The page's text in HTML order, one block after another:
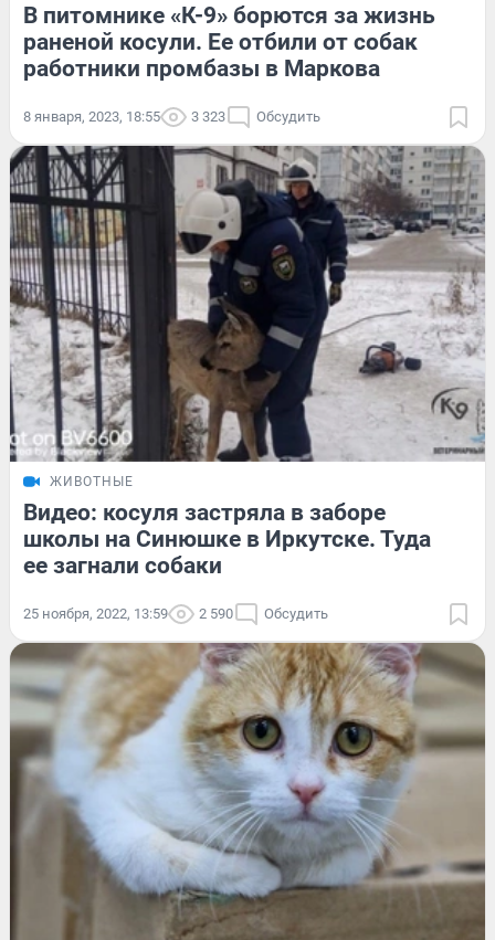
В питомнике «К-9» борются за жизнь
раненой косули. Ее отбили от собак
работники промбазы в Маркова
8 января, 2023, 18:55 3 323 Обсудить
ЖИВОТНЫЕ
Видео: косуля застряла в заборе
школы на Синюшке в Иркутске. Туда
ее загнали собаки
25 ноября, 2022, 13:59 2 590 Обсудить